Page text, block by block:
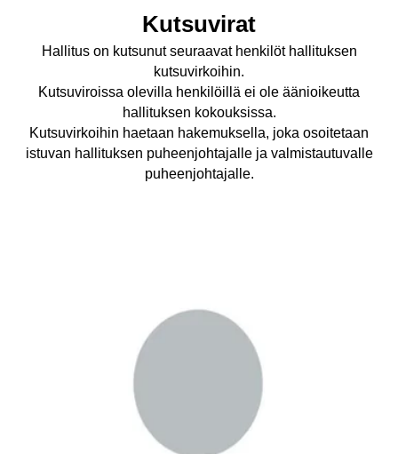
Kutsuvirat
Hallitus on kutsunut seuraavat henkilöt hallituksen
kutsuvirkoihin.
Kutsuviroissa olevilla henkilöillä ei ole äänioikeutta
hallituksen kokouksissa.
Kutsuvirkoihin haetaan hakemuksella, joka osoitetaan
istuvan hallituksen puheenjohtajalle ja valmistautuvalle
puheenjohtajalle.